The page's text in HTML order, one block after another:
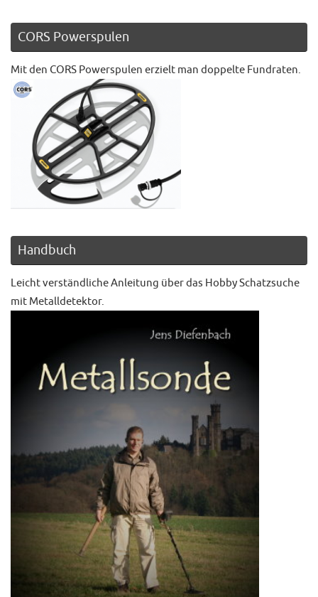
CORS Powerspulen
Mit den CORS Powerspulen erzielt man doppelte Fundraten.
Handbuch
Leicht verständliche Anleitung über das Hobby Schatzsuche
mit Metalldetektor.